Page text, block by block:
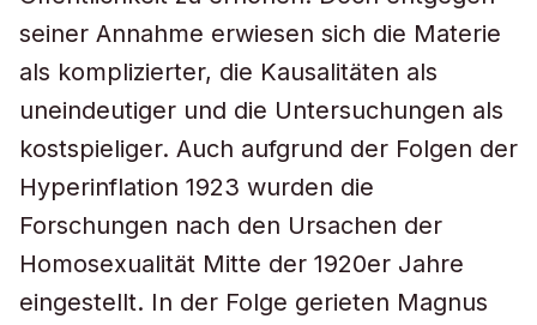
seiner Annahme erwiesen sich die Materie
als komplizierter, die Kausalitäten als
uneindeutiger und die Untersuchungen als
kostspieliger. Auch aufgrund der Folgen der
Hyperinflation 1923 wurden die
Forschungen nach den Ursachen der
Homosexualität Mitte der 1920er Jahre
eingestellt. In der Folge gerieten Magnus